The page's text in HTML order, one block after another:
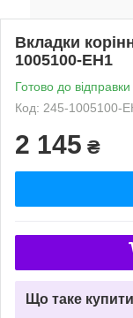
Вкладки
1005100-ЕН1
Готово до відправки
Код: 245-1005100-
2 145 ₴
Що таке